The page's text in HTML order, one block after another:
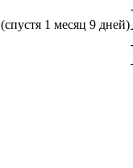
(спустя 1 месяц 9 дней)